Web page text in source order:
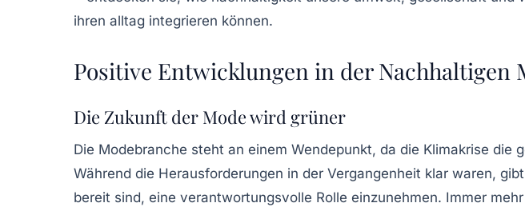
Positive Entwicklungen in der Nachhaltigen
Die Zukunft der Mode wird grüner
Die Modebranche steht an einem Wendepunkt, da die Klimakrise die
Während die Herausforderungen in der Vergangenheit klar waren,
bereit sind, eine verantwortungsvolle Rolle einzunehmen. Immer